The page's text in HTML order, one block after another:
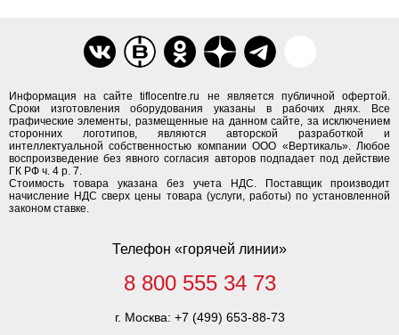
Информация на сайте tiflocentre.ru не является публичной офертой.
Сроки изготовления оборудования указаны в рабочих днях. Все
графические элементы, размещенные на данном сайте, за исключением
сторонних логотипов, являются авторской разработкой и
интеллектуальной собственностью компании ООО «Вертикаль». Любое
воспроизведение без явного согласия авторов подпадает под действие
ГК РФ ч. 4 р. 7.
Стоимость товара указана без учета НДС. Поставщик производит
начисление НДС сверх цены товара (услуги, работы) по установленной
законом ставке.
Телефон «горячей линии»
8 800 555 34 73
г. Москва: +7 (499) 653-88-73